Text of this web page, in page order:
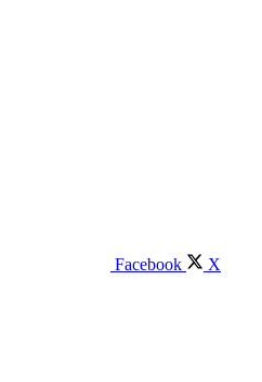
Facebook X